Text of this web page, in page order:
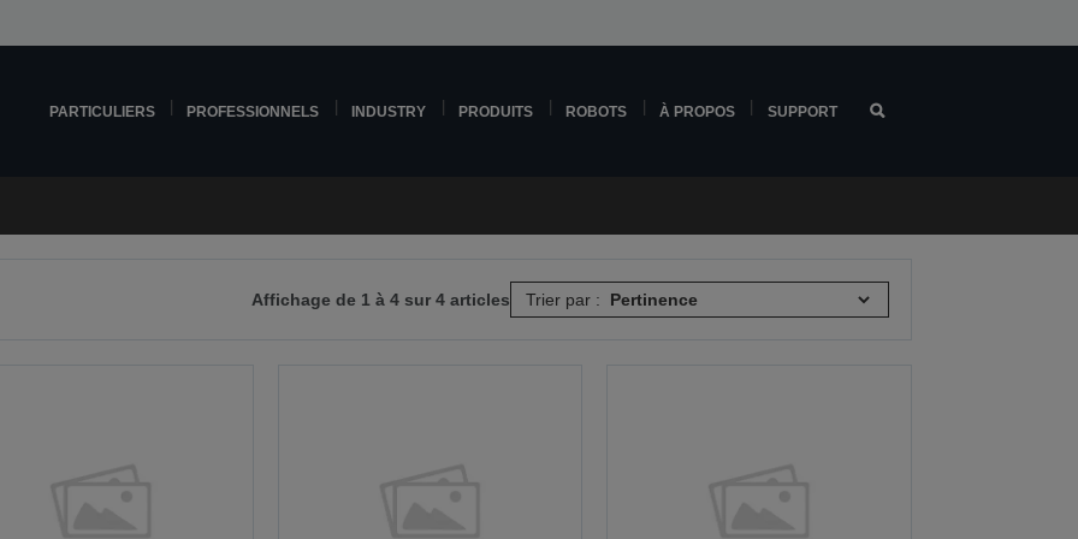
PARTICULIERS PROFESSIONNELS INDUSTRY PRODUITS ROBOTS À PROPOS SUPPORT
Affichage de 1 à 4 sur 4 articles Trier par :